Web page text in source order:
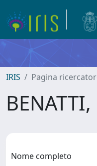
IRIS Pagina
Nome completo